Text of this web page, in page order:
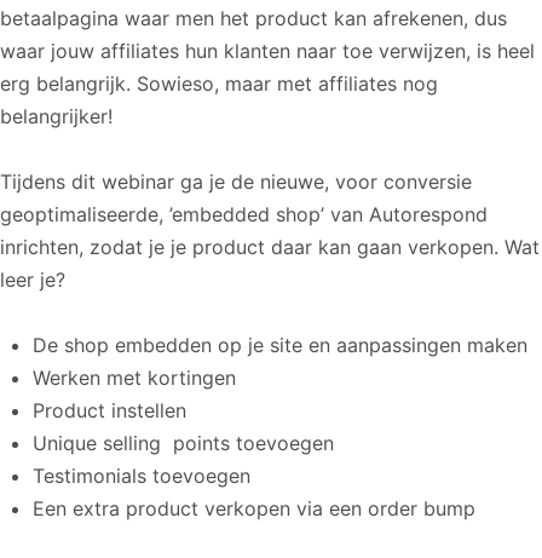
betaalpagina waar men het product kan afrekenen, dus
waar jouw affiliates hun klanten naar toe verwijzen, is heel
erg belangrijk. Sowieso, maar met affiliates nog
belangrijker!
Tijdens dit webinar ga je de nieuwe, voor conversie
geoptimaliseerde, ’embedded shop’ van Autorespond
inrichten, zodat je je product daar kan gaan verkopen. Wat
leer je?
De shop embedden op je site en aanpassingen maken
Werken met kortingen
Product instellen
Unique selling points toevoegen
Testimonials toevoegen
Een extra product verkopen via een order bump